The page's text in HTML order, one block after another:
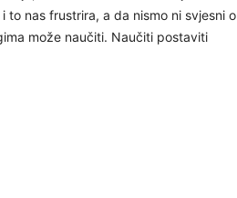
to nas frustrira, a da nismo ni svjesni o
može naučiti. Naučiti postaviti